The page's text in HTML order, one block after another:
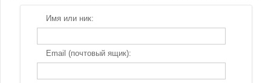
Имя или ник:
Email (почтовый ящик):